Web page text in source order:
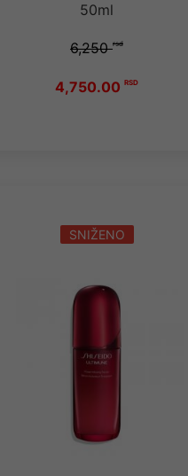
50ml
6,250rsd
4,750.00 RSD
SNIŽENO